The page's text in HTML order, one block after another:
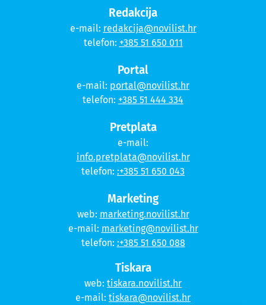
Redakcija
e-mail: redakcija@novilist.hr
telefon: +385 51 650 011
Portal
e-mail: portal@novilist.hr
telefon: +385 51 444 334
Pretplata
e-mail:
info.pretplata@novilist.hr
telefon: :+385 51 650 043
Marketing
web: marketing.novilist.hr
e-mail: marketing@novilist.hr
telefon: :+385 51 650 088
Tiskara
web: tiskara.novilist.hr
e-mail: tiskara@novilist.hr